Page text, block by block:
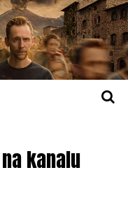
kanalu